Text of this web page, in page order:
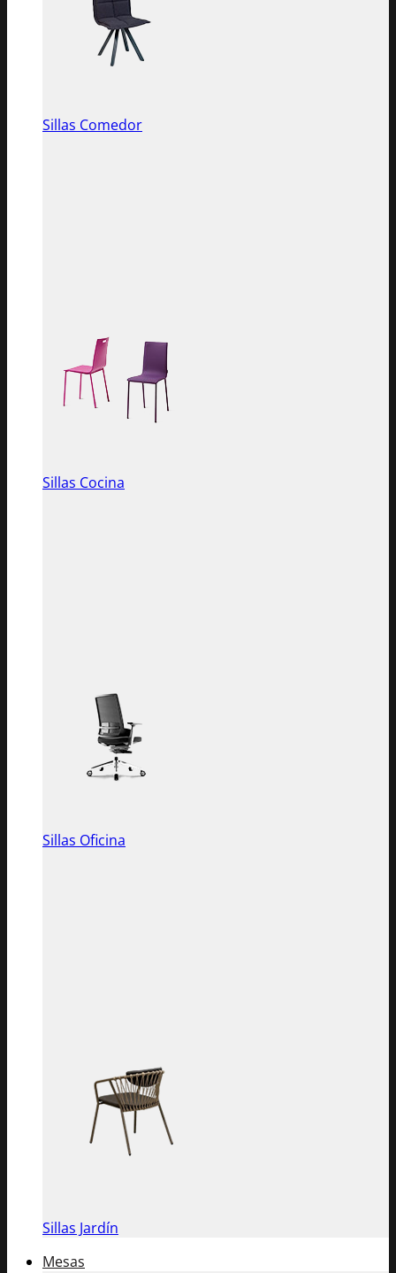
Sillas Comedor
Sillas Cocina
Sillas Oficina
Sillas Jardín
Mesas